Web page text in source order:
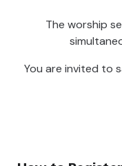
The worship
You are invited to